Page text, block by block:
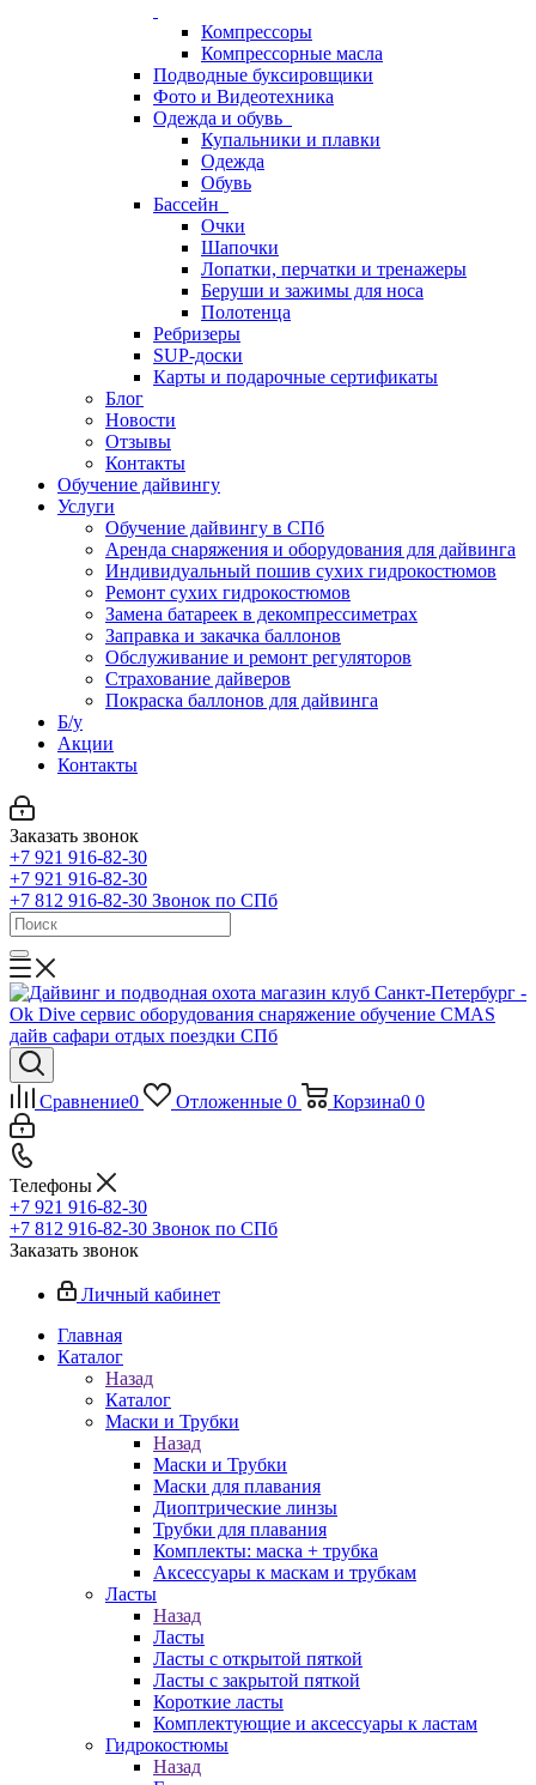
Компрессоры
Компрессорные масла
Подводные буксировщики
Фото и Видеотехника
Одежда и обувь
Купальники и плавки
Одежда
Обувь
Бассейн
Очки
Шапочки
Лопатки, перчатки и тренажеры
Беруши и зажимы для носа
Полотенца
Ребризеры
SUP-доски
Карты и подарочные сертификаты
Блог
Новости
Отзывы
Контакты
Обучение дайвингу
Услуги
Обучение дайвингу в СПб
Аренда снаряжения и оборудования для дайвинга
Индивидуальный пошив сухих гидрокостюмов
Ремонт сухих гидрокостюмов
Замена батареек в декомпрессиметрах
Заправка и закачка баллонов
Обслуживание и ремонт регуляторов
Страхование дайверов
Покраска баллонов для дайвинга
Б/у
Акции
Контакты
Заказать звонок
+7 921 916-82-30
+7 921 916-82-30
+7 812 916-82-30 Звонок по СПб
Сравнение0 Отложенные 0 Корзина0 0
Телефоны
+7 921 916-82-30
+7 812 916-82-30 Звонок по СПб
Заказать звонок
Личный кабинет
Главная
Каталог
Назад
Каталог
Маски и Трубки
Назад
Маски и Трубки
Маски для плавания
Диоптрические линзы
Трубки для плавания
Комплекты: маска + трубка
Аксессуары к маскам и трубкам
Ласты
Назад
Ласты
Ласты с открытой пяткой
Ласты с закрытой пяткой
Короткие ласты
Комплектующие и аксессуары к ластам
Гидрокостюмы
Назад